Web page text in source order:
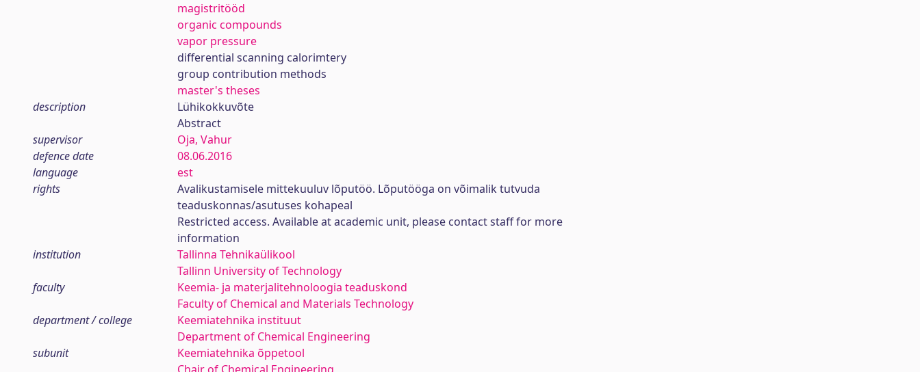
magistritööd
organic compounds
vapor pressure
differential scanning calorimtery
group contribution methods
master's theses
description
Lühikokkuvõte
Abstract
supervisor
Oja, Vahur
defence date
08.06.2016
language
est
rights
Avalikustamisele mittekuuluv lõputöö. Lõputööga on võimalik tutvuda
teaduskonnas/asutuses kohapeal
Restricted access. Available at academic unit, please contact staff for more
information
institution
Tallinna Tehnikaülikool
Tallinn University of Technology
faculty
Keemia- ja materjalitehnoloogia teaduskond
Faculty of Chemical and Materials Technology
department / college
Keemiatehnika instituut
Department of Chemical Engineering
subunit
Keemiatehnika õppetool